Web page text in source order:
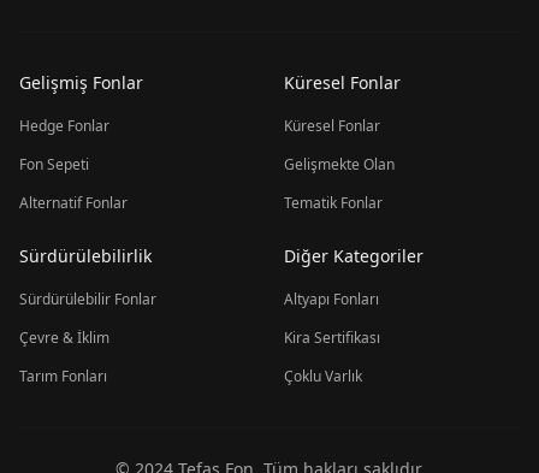
Gelişmiş Fonlar
Hedge Fonlar
Fon Sepeti
Alternatif Fonlar
Küresel Fonlar
Küresel Fonlar
Gelişmekte Olan
Tematik Fonlar
Sürdürülebilirlik
Sürdürülebilir Fonlar
Çevre & İklim
Tarım Fonları
Diğer Kategoriler
Altyapı Fonları
Kira Sertifikası
Çoklu Varlık